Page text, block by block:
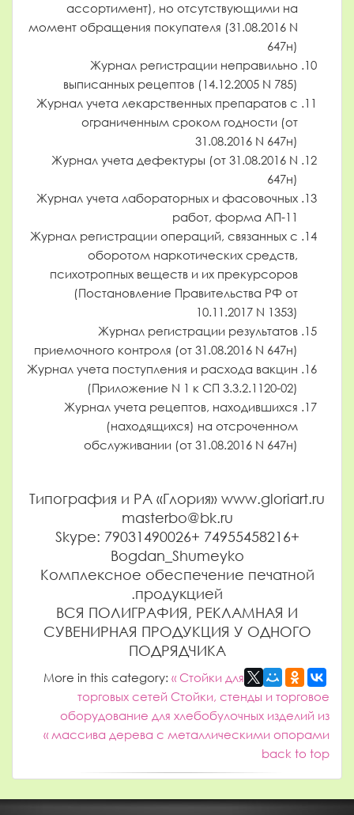
ассортимент), но отсутствующими на
момент обращения покупателя (31.08.2016 N
647н)
Журнал регистрации неправильно
выписанных рецептов (14.12.2005 N 785)
Журнал учета лекарственных препаратов с
ограниченным сроком годности (от
31.08.2016 N 647н)
Журнал учета дефектуры (от 31.08.2016 N
647н)
Журнал учета лабораторных и фасовочных
работ, форма АП-11
Журнал регистрации операций, связанных с
оборотом наркотических средств,
психотропных веществ и их прекурсоров
(Постановление Правительства РФ от
10.11.2017 N 1353)
Журнал регистрации результатов
приемочного контроля (от 31.08.2016 N 647н)
Журнал учета поступления и расхода вакцин
(Приложение N 1 к СП 3.3.2.1120-02)
Журнал учета рецептов, находившихся
(находящихся) на отсроченном
обслуживании (от 31.08.2016 N 647н)
Типография и РА «Глория» www.gloriart.ru
masterbo@bk.ru
+74955458216 +79031490026 Skype:
Bogdan_Shumeyko
Комплексное обеспечение печатной
продукцией.
ВСЯ ПОЛИГРАФИЯ, РЕКЛАМНАЯ И
СУВЕНИРНАЯ ПРОДУКЦИЯ У ОДНОГО
ПОДРЯДЧИКА
More in this category: « Стойки для
торговых сетей Стойки, стенды и торговое
оборудование для хлебобулочных изделий из
массива дерева с металлическими опорами »
back to top